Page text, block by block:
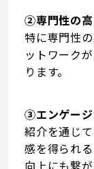
②専門性の
特に専門性
ットワーク
ります。
③エンゲージ
紹介を通じ
感を得られ
向上にも繋